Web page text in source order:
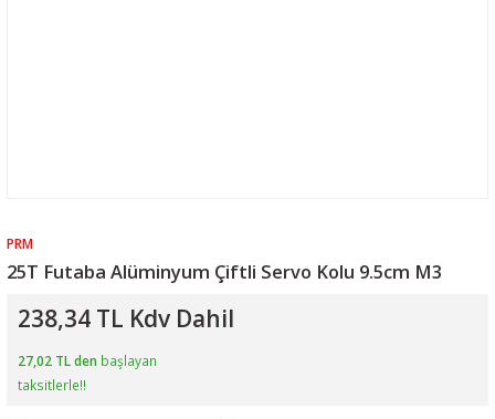
PRM
25T Futaba Alüminyum Çiftli Servo Kolu 9.5cm M3
238,34 TL Kdv Dahil
27,02 TL den başlayan
taksitlerle!!